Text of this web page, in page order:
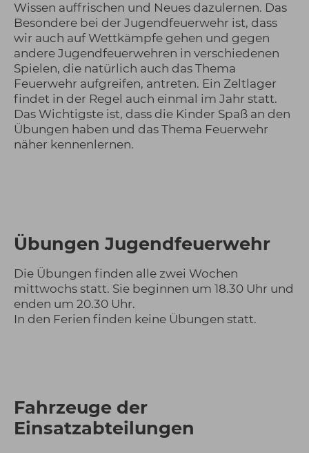
Wissen auffrischen und Neues dazulernen. Das
Besondere bei der Jugendfeuerwehr ist, dass
wir auch auf Wettkämpfe gehen und gegen
andere Jugendfeuerwehren in verschiedenen
Spielen, die natürlich auch das Thema
Feuerwehr aufgreifen, antreten. Ein Zeltlager
findet in der Regel auch einmal im Jahr statt.
Das Wichtigste ist, dass die Kinder Spaß an den
Übungen haben und das Thema Feuerwehr
näher kennenlernen.
Übungen Jugendfeuerwehr
Die Übungen finden alle zwei Wochen
mittwochs statt. Sie beginnen um 18.30 Uhr und
enden um 20.30 Uhr.
In den Ferien finden keine Übungen statt.
Fahrzeuge der
Einsatzabteilungen